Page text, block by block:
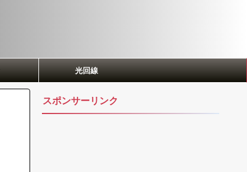
光回線
スポンサーリンク